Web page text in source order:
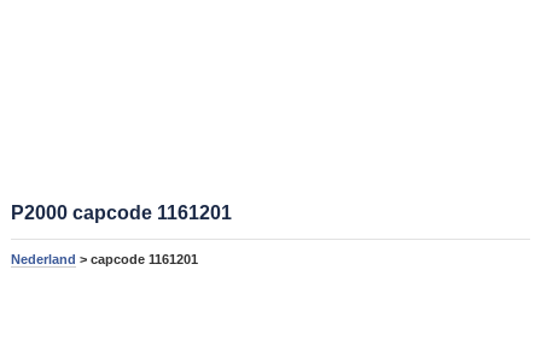
P2000 capcode 1161201
Nederland > capcode 1161201